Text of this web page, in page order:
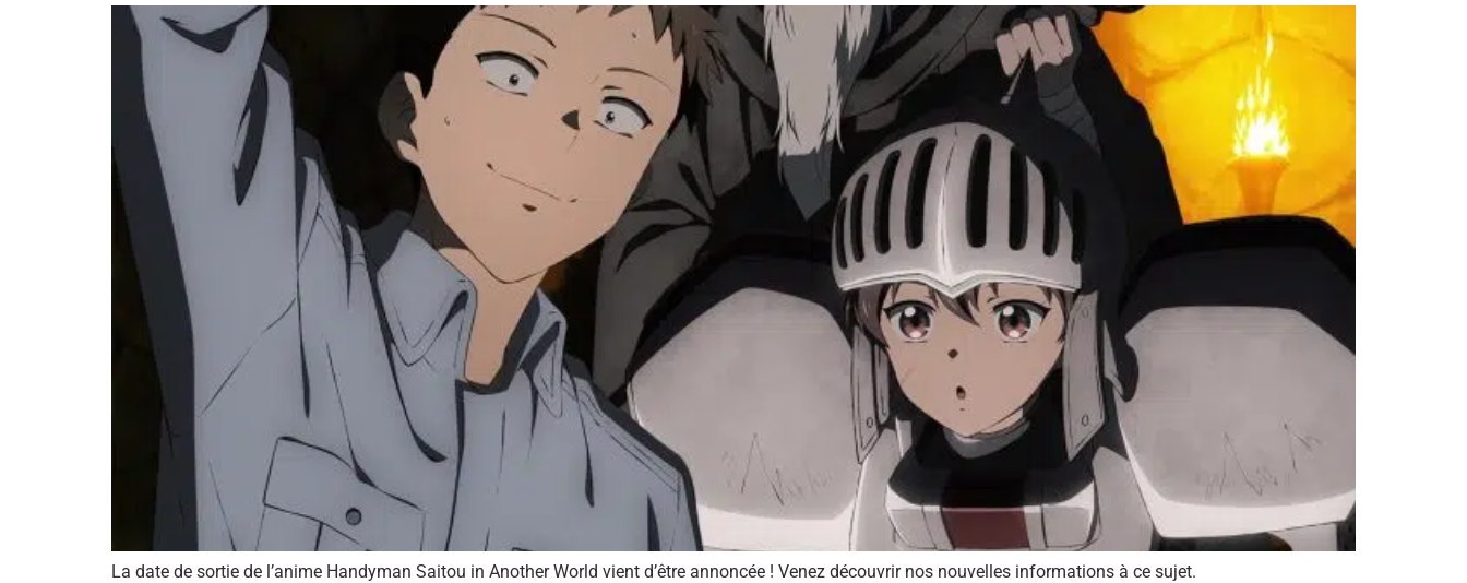
La date de sortie de l’anime Handyman Saitou in Another World vient d’être annoncée ! Venez découvrir nos nouvelles informations à ce sujet.